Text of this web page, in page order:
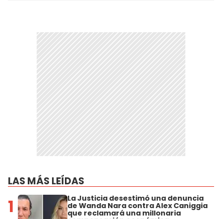
LAS MÁS LEÍDAS
1 La Justicia desestimó una denuncia
de Wanda Nara contra Alex Caniggia
que reclamará una millonaria